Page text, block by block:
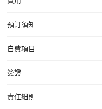
預訂須知
自費項目
簽證
責任細則